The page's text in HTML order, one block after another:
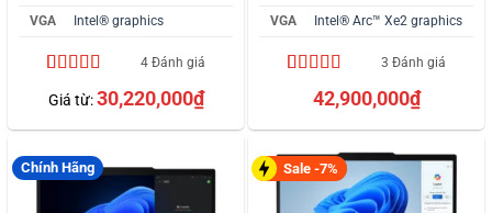
VGA
Intel® graphics
trên 5
dựa trên
4 Đánh giá
Giá từ:30,220,000₫
VGA
Intel® Arc™ Xe2 graphics
4.67trên 5
dựa trên
3 Đánh giá
42,900,000₫
Chính Hãng Sale -7%